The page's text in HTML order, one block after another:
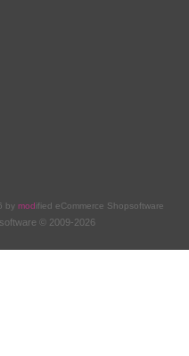
by mod ified eCommerce Shopsoftware
© 2009-2026